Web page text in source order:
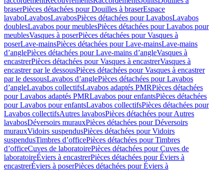
braserPièces détachées pour Douilles à braserEspace
lavaboLavabosLavabosPièces détachées pour LavabosLavabos
doublesLavabos pour meublesPièces détachées pour Lavabos pour
meublesVasques à poserPièces détachées pour Vasques à
poserLave-mainsPièces détachées pour Lave-mainsLave-mains
d’anglePièces détachées pour Lave-mains d’angleVasques à
encastrerPièces détachées pour Vasques à encastrerVasques à
encastrer par le dessousPièces détachées pour Vasques à encastrer
par le dessousLavabos d’anglePièces détachées pour Lavabos
d’angleLavabos collectifsLavabos adaptés PMRPièces détachées
pour Lavabos adaptés PMRLavabos pour enfantsPièces détachées
pour Lavabos pour enfantsLavabos collectifsPièces détachées pour
Lavabos collectifsAutres lavabosPièces détachées pour Autres
lavabosDéversoirs murauxPièces détachées pour Déversoirs
murauxVidoirs suspendusPièces détachées pour Vidoirs
suspendusTimbres dʼofficePièces détachées pour Timbres
dʼofficeCuves de laboratoirePièces détachées pour Cuves de
laboratoireÉviers à encastrerPièces détachées pour Éviers à
encastrerÉviers à poserPièces détachées pour Éviers à